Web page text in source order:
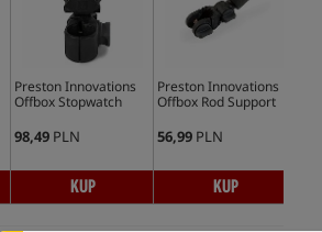
Preston Innovations
Offbox Stopwatch
98,49 PLN
KUP
Preston Innovations
Offbox Rod Support
56,99 PLN
KUP